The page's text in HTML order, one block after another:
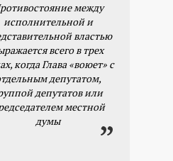
между
исполнительной и
властью
всего в трех
когда Глава «воюет» с
депутатом,
депутатов или
местной
думы